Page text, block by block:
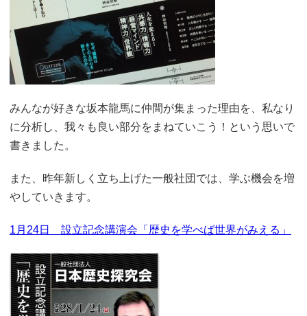
みんなが好きな坂本龍馬に仲間が集まった理由を、私なり
に分析し、我々も良い部分をまねていこう！という思いで
書きました。
また、昨年新しく立ち上げた一般社団では、学ぶ機会を増
やしていきます。
1月24日 設立記念講演会「歴史を学べば世界がみえる」